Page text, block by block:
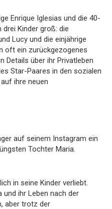
Enrique Iglesias und die 40-
drei Kinder groß: die
Lucy und die einjährige
oft ein zurückgezogenes
Details über ihr Privatleben
Star-Paares in den sozialen
ihre neuen
auf seinem Instagram ein
Tochter Maria.
in seine Kinder verliebt.
und ihr Leben nach der
aber trotz der